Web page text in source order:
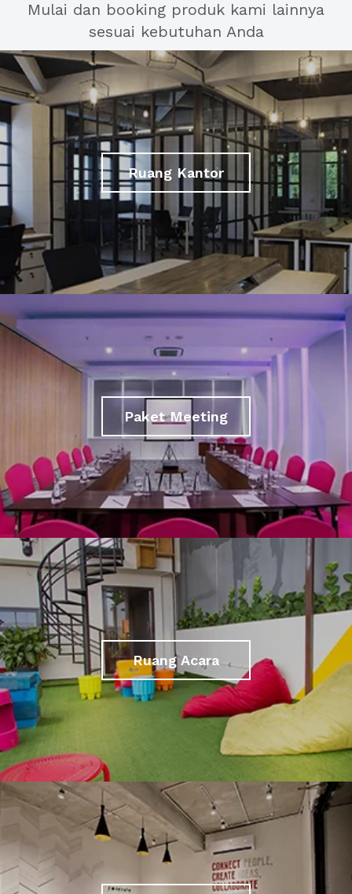
Mulai dan booking produk kami lainnya
sesuai kebutuhan Anda
Ruang Kantor
Paket Meeting
Ruang Acara